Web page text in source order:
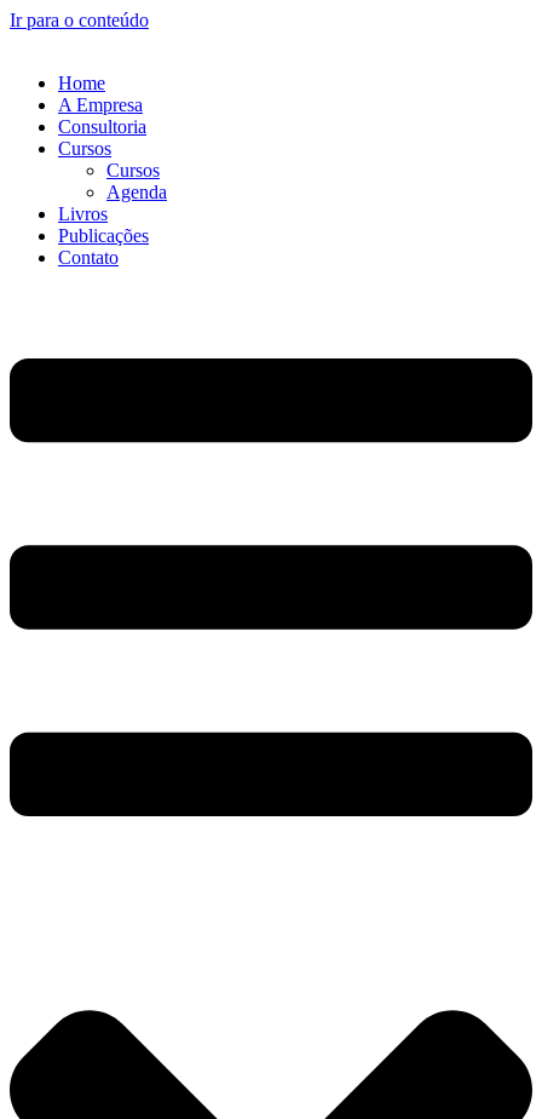
Ir para o conteúdo
Home
A Empresa
Consultoria
Cursos
Cursos
Agenda
Livros
Publicações
Contato